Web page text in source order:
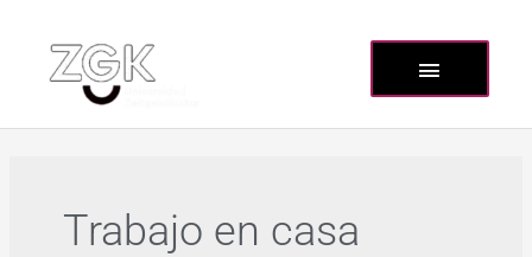
Trabajo en casa